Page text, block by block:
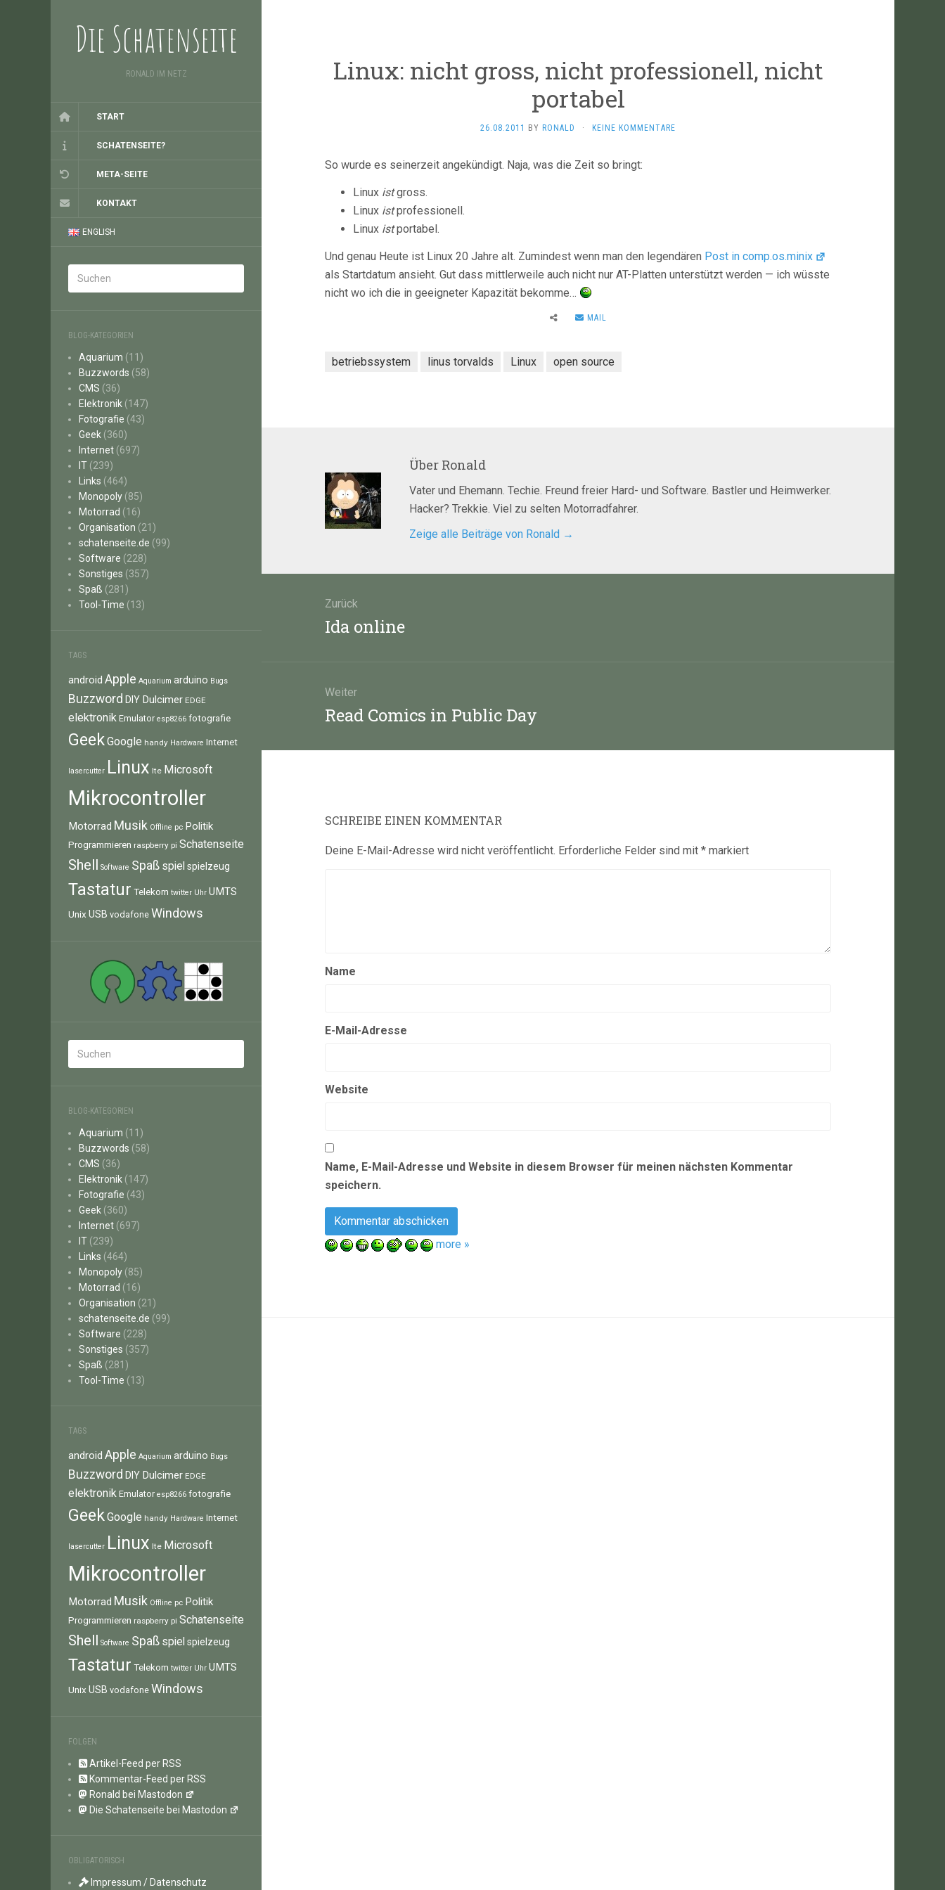
Die Schatenseite
RONALD IM NETZ
START
SCHATENSEITE?
META-SEITE
KONTAKT
ENGLISH
BLOG-KATEGORIEN
Aquarium (11)
Buzzwords (58)
CMS (36)
Elektronik (147)
Fotografie (43)
Geek (360)
Internet (697)
IT (239)
Links (464)
Monopoly (85)
Motorrad (16)
Organisation (21)
schatenseite.de (99)
Software (228)
Sonstiges (357)
Spaß (281)
Tool-Time (13)
TAGS
android Apple Aquarium arduino Bugs
Buzzword DIY Dulcimer EDGE
elektronik Emulator esp8266 fotografie
GeekGoogle handy Hardware Internet
lasercutter Linux lte Microsoft
Mikrocontroller
Motorrad Musik Offline pc Politik
Programmieren raspberry pi Schatenseite
Shell Software Spaß spiel spielzeug
Tastatur Telekom twitter Uhr UMTS
Unix USB vodafone Windows
BLOG-KATEGORIEN
Aquarium (11)
Buzzwords (58)
CMS (36)
Elektronik (147)
Fotografie (43)
Geek (360)
Internet (697)
IT (239)
Links (464)
Monopoly (85)
Motorrad (16)
Organisation (21)
schatenseite.de (99)
Software (228)
Sonstiges (357)
Spaß (281)
Tool-Time (13)
TAGS
android Apple Aquarium arduino Bugs
Buzzword DIY Dulcimer EDGE
elektronik Emulator esp8266 fotografie
GeekGoogle handy Hardware Internet
lasercutter Linux lte Microsoft
Mikrocontroller
Motorrad Musik Offline pc Politik
Programmieren raspberry pi Schatenseite
Shell Software Spaß spiel spielzeug
Tastatur Telekom twitter Uhr UMTS
Unix USB vodafone Windows
FOLGEN
Artikel-Feed per RSS
Kommentar-Feed per RSS
Ronald bei Mastodon
Die Schatenseite bei Mastodon
OBLIGATORISCH
Impressum / Datenschutz
Linux: nicht gross, nicht professionell, nicht
portabel
26.08.2011 BY RONALD · KEINE KOMMENTARE
So wurde es seinerzeit angekündigt. Naja, was die Zeit so bringt:
Linux istgross.
Linux istprofessionell.
Linux istportabel.
Und genau Heute ist Linux 20 Jahre alt. Zumindest wenn man den legendären Post in comp.os.minix
als Startdatum ansieht. Gut dass mittlerweile auch nicht nur AT-Platten unterstützt werden — ich wüsste
nicht wo ich die in geeigneter Kapazität bekomme…
MAIL
betriebssystem linus torvalds Linux open source
Über Ronald
Vater und Ehemann. Techie. Freund freier Hard- und Software. Bastler und Heimwerker.
Hacker? Trekkie. Viel zu selten Motorradfahrer.
Zeige alle Beiträge von Ronald →
Zurück
Vorheriger
Ida online
Weiter
Nächster
Read Comics in Public Day
SCHREIBE EINEN KOMMENTAR
Deine E-Mail-Adresse wird nicht veröffentlicht. Erforderliche Felder sind mit * markiert
Name
E-Mail-Adresse
Website
Name, E-Mail-Adresse und Website in diesem Browser für meinen nächsten Kommentar
speichern.
more »